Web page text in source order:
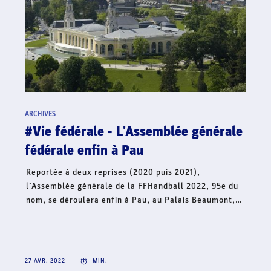
ARCHIVES
#Hand'Solidaire - La famille du
de fonds en soutien à l’Ukraine
Dans le contexte international actuel et face à la
situation humanitaire qui s’aggrave, le handball
français continue d’affirmer son soutien à l’Ukraine et
lance, ce jour, une collecte de fonds à travers sa
Fondation Hand’Solidaire. Cet élan de solidarité
22 AVR. 2022 MIN.